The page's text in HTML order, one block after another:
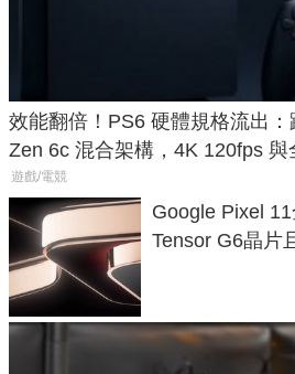
效能翻倍！PS6 硬體規格流出
Zen 6c 混合架構，4K 120fps
遊戲/電競
Google Pixel
Tensor G6晶片